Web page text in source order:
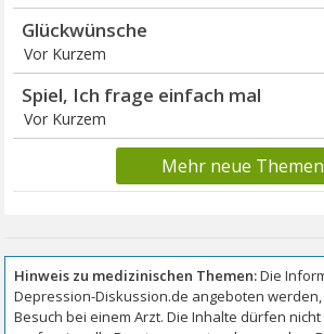
Glückwünsche
Vor Kurzem
Spiel, Ich frage einfach mal
Vor Kurzem
Mehr neue Themen